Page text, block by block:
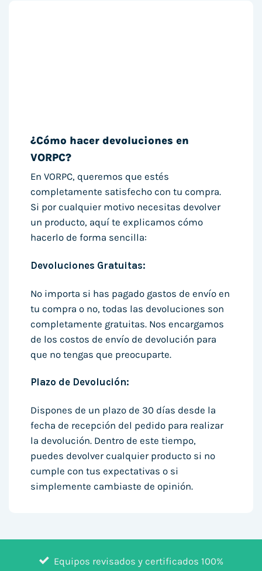
¿Cómo hacer devoluciones en
VORPC?
En VORPC, queremos que estés
completamente satisfecho con tu compra.
Si por cualquier motivo necesitas devolver
un producto, aquí te explicamos cómo
hacerlo de forma sencilla:
Devoluciones Gratuitas:
No importa si has pagado gastos de envío en
tu compra o no, todas las devoluciones son
completamente gratuitas. Nos encargamos
de los costos de envío de devolución para
que no tengas que preocuparte.
Plazo de Devolución:
Dispones de un plazo de 30 días desde la
fecha de recepción del pedido para realizar
la devolución. Dentro de este tiempo,
puedes devolver cualquier producto si no
cumple con tus expectativas o si
simplemente cambiaste de opinión.
Equipos revisados y certificados 100%